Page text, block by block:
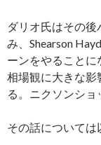
ダリオ氏はその
み、Shearson
ーンをやること
相場観に大きな影
る。ニクソンショ
その話については